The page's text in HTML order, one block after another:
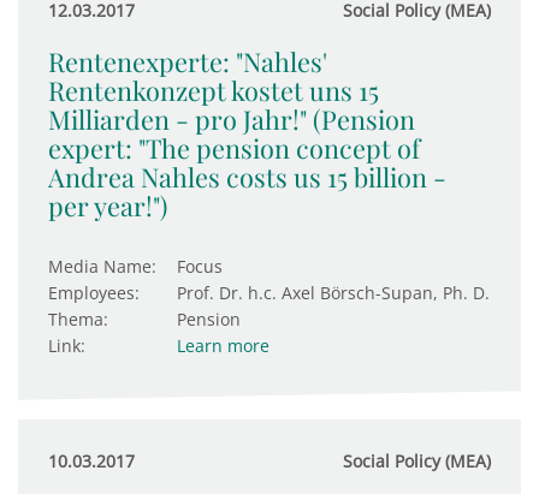
12.03.2017 Social Policy (MEA)
Rentenexperte: "Nahles'
Rentenkonzept kostet uns 15
Milliarden - pro Jahr!" (Pension
expert: "The pension concept of
Andrea Nahles costs us 15 billion -
per year!")
Media Name:
Focus
Employees:
Prof. Dr. h.c. Axel Börsch-Supan, Ph. D.
Thema:
Pension
Link:
Learn more
10.03.2017 Social Policy (MEA)